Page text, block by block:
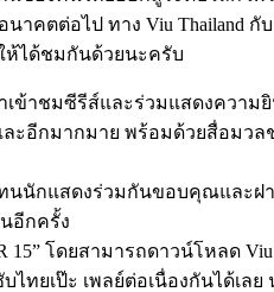
าคตต่อไป ทาง Viu
ห้ได้ชมกันด้วยนะครับ
เข้าชมซีรีส์และร่วมแสดงคว
อีกมากมาย พร้อมด้วยสื่อมว
นนักแสดงร่วมกันขอบคุณและ
อีกครั้ง
โดยสามารถดาวน์โหลด
ไทยเป๊ะ เพลย์ต่อเนื่องกันไ